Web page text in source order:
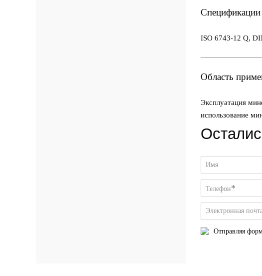
ISO 6743-12 Q,
Область
Эксплуатация
использование
Имя
Телефон*
Электронная
Отправляя